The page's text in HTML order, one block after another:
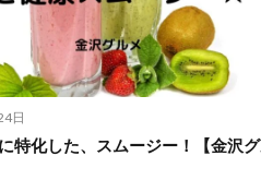
日
特化した、スムージー！【金沢